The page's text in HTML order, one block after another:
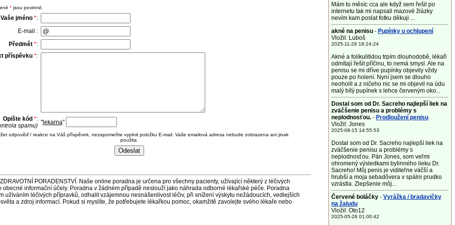
*jsou povinné.
Vaše jméno *:
E-mail :
Předmět *:
příspěvku *:
Opište kód *:
spamu) "lekarna"
odpověď / reakce na Váš příspěvek, nezapomeňte vyplnit položku E-mail. Vaše emailová adresa nebude zobrazena ani jinak
použita.
PORADENSTVÍ. Naše online poradna je určena pro všechny pacienty, užívající některý z léčivých
obecné informační účely. Poradna v žádném případě neslouží jako náhrada odborné lékařské péče. Poradna
užíváním léčivých přípravků, odhalit vzájemnou nesnášenlivost léčiv, při snížení výskytu nežádoucích, vedlejších
a zdroj informací. Pokud si myslíte, že potřebujete lékařkou pomoc, okamžitě zavolejte svého lékaře nebo
Mám to měsíc cca ale když sem řešil po
internetu tak mi napsali mazové žlázky
nevím kam poslat fotku děkuji ...
akné na penisu - Pupínky u ochlupení
Vložil: Luboš
2025-11-29 18:24:24
Akné a folikulitidou trpím dlouhodobě, lékaři
odmítají řešit příčinu, to nemá smysl. Ale na
penisu se mi dříve pupínky objevily vždy
pouze po holení. Nyní jsem se dlouho
neoholil a z ničeho nic se mi objevil na údu
malý bílý pupínek s lehce červeným oko...
Dostal som od Dr. Sacreho najlepší liek na
zväčšenie penisu a problémy s
neplodnosťou. - Prodloužení penisu
Vložil: Jones
2025-08-15 14:55:53
Dostal som od Dr. Sacreho najlepší liek na
zväčšenie penisu a problémy s
neplodnosťou. Pán Jones, som veľmi
ohromený výsledkami bylinného lieku Dr.
Sacreho! Môj penis je viditeľne väčší a
hrubší a moja sebadôvera v spálni prudko
vzrástla. Zlepšenie môj...
Červené boláčky - Vyrážka / bradavičky
na žaludu
Vložil: Oto12
2025-05-28 01:00:42